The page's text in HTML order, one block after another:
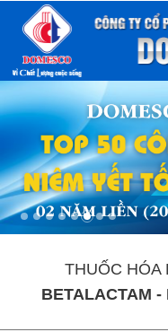
THUỐC HÓA
BETALACTAM -